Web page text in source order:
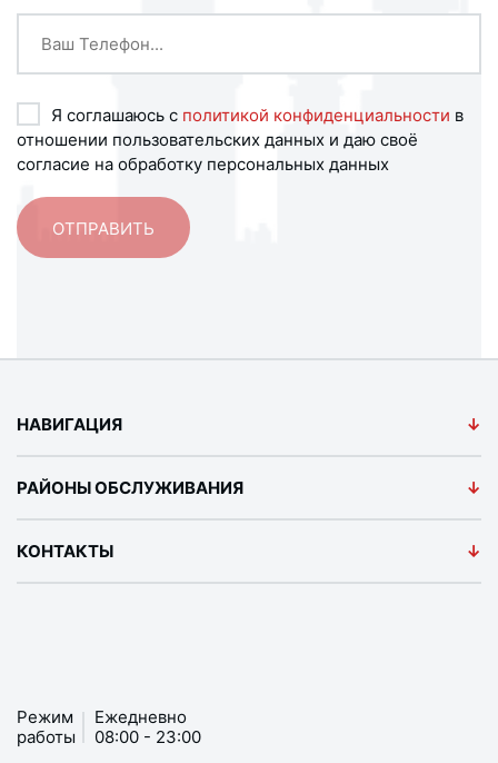
Я соглашаюсь с политикой конфиденциальности в
отношении пользовательских данных и даю своё
согласие на обработку персональных данных
Режим
работы
Ежедневно
08:00 - 23:00
НАВИГАЦИЯ
РАЙОНЫ ОБСЛУЖИВАНИЯ
КОНТАКТЫ